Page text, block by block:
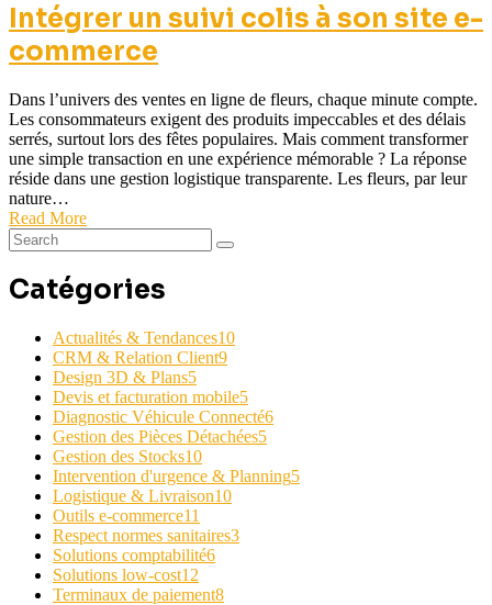
Intégrer un suivi colis à son site e-
commerce
Dans l’univers des ventes en ligne de fleurs, chaque minute compte.
Les consommateurs exigent des produits impeccables et des délais
serrés, surtout lors des fêtes populaires. Mais comment transformer
une simple transaction en une expérience mémorable ? La réponse
réside dans une gestion logistique transparente. Les fleurs, par leur
nature…
Read More
Catégories
Actualités & Tendances10
CRM & Relation Client9
Design 3D & Plans5
Devis et facturation mobile5
Diagnostic Véhicule Connecté6
Gestion des Pièces Détachées5
Gestion des Stocks10
Intervention d'urgence & Planning5
Logistique & Livraison10
Outils e-commerce11
Respect normes sanitaires3
Solutions comptabilité6
Solutions low-cost12
Terminaux de paiement8